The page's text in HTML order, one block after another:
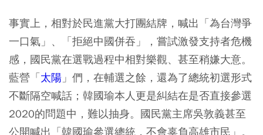
事實上，相對於民進黨大打團結牌，喊出「為台灣爭
一口氣」、「拒絕中國併吞」，嘗試激發支持者危機
感，國民黨在選戰過程中相對樂觀、甚至稍嫌大意。
藍營「太陽 」們，在輔選之餘，還為了總統初選形式
不斷隔空喊話；韓國瑜本人更是糾結在是否直接參選
2020的問題中，難以抽身。國民黨主席吳敦義甚至
公開喊出「韓國瑜參選總統，不會辜負高雄市民」。